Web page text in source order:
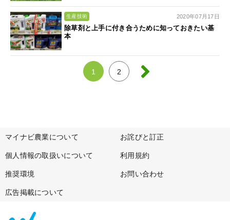
生産技術 2020年07月17日
除草剤と上手に付き合うために知っておきたい基
本
1 2
マイナビ農業について お詫びと訂正
個人情報の取扱いについて 利用規約
推奨環境 お問い合わせ
広告掲載について